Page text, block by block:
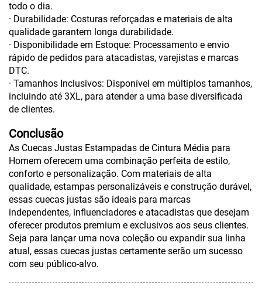
todo o dia.
· Durabilidade: Costuras reforçadas e materiais de alta
qualidade garantem longa durabilidade.
· Disponibilidade em Estoque: Processamento e envio
rápido de pedidos para atacadistas, varejistas e marcas
DTC.
· Tamanhos Inclusivos: Disponível em múltiplos tamanhos,
incluindo até 3XL, para atender a uma base diversificada
de clientes.
Conclusão
As Cuecas Justas Estampadas de Cintura Média para
Homem oferecem uma combinação perfeita de estilo,
conforto e personalização. Com materiais de alta
qualidade, estampas personalizáveis e construção durável,
essas cuecas justas são ideais para marcas
independentes, influenciadores e atacadistas que desejam
oferecer produtos premium e exclusivos aos seus clientes.
Seja para lançar uma nova coleção ou expandir sua linha
atual, essas cuecas justas certamente serão um sucesso
com seu público-alvo.